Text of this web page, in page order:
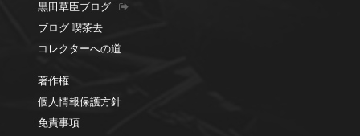
黒田草臣ブログ
ブログ 喫茶去
コレクターへの道
著作権
個人情報保護方針
免責事項